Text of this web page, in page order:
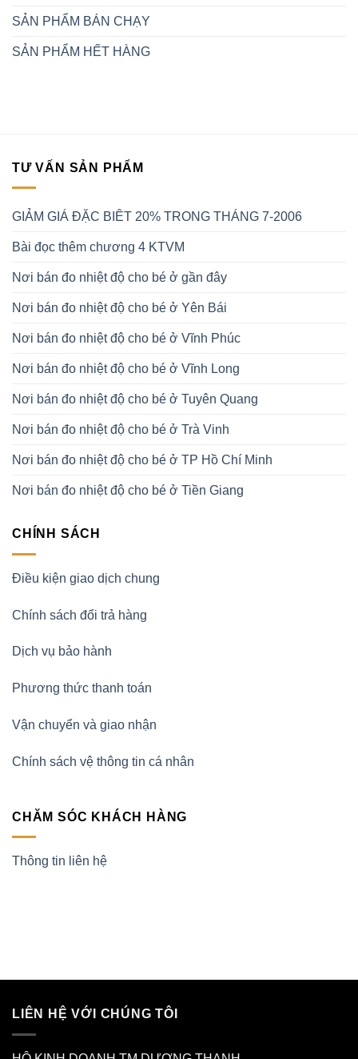
SẢN PHẨM BÁN CHẠY
SẢN PHẨM HẾT HÀNG
TƯ VẤN SẢN PHẨM
GIẢM GIÁ ĐẶC BIÊT 20% TRONG THÁNG 7-2006
Bài đọc thêm chương 4 KTVM
Nơi bán đo nhiệt độ cho bé ở gần đây
Nơi bán đo nhiệt độ cho bé ở Yên Bái
Nơi bán đo nhiệt độ cho bé ở Vĩnh Phúc
Nơi bán đo nhiệt độ cho bé ở Vĩnh Long
Nơi bán đo nhiệt độ cho bé ở Tuyên Quang
Nơi bán đo nhiệt độ cho bé ở Trà Vinh
Nơi bán đo nhiệt độ cho bé ở TP Hồ Chí Minh
Nơi bán đo nhiệt độ cho bé ở Tiền Giang
CHÍNH SÁCH
Điều kiện giao dịch chung
Chính sách đổi trả hàng
Dịch vụ bảo hành
Phương thức thanh toán
Vận chuyển và giao nhận
Chính sách vệ thông tin cá nhân
CHĂM SÓC KHÁCH HÀNG
Thông tin liên hệ
LIÊN HỆ VỚI CHÚNG TÔI